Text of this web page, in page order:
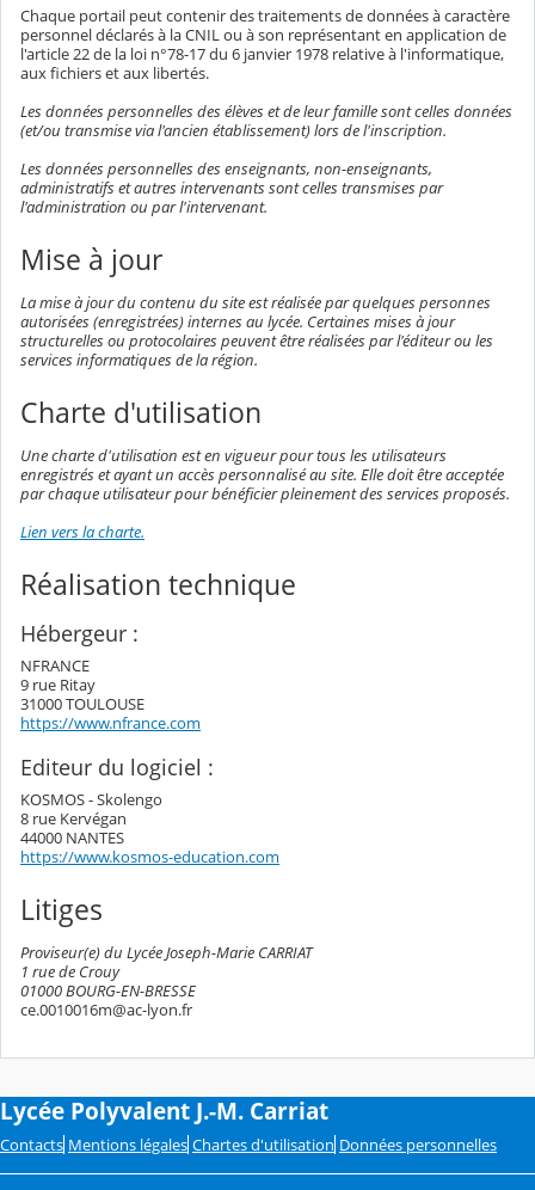
Chaque portail peut contenir des traitements de données à caractère
personnel déclarés à la CNIL ou à son représentant en application de
l'article 22 de la loi n°78-17 du 6 janvier 1978 relative à l'informatique,
aux fichiers et aux libertés.
Les données personnelles des élèves et de leur famille sont celles données
(et/ou transmise via l'ancien établissement) lors de l'inscription.
Les données personnelles des enseignants, non-enseignants,
administratifs et autres intervenants sont celles transmises par
l'administration ou par l'intervenant.
Mise à jour
La mise à jour du contenu du site est réalisée par quelques personnes
autorisées (enregistrées) internes au lycée. Certaines mises à jour
structurelles ou protocolaires peuvent être réalisées par l'éditeur ou les
services informatiques de la région.
Charte d'utilisation
Une charte d'utilisation est en vigueur pour tous les utilisateurs
enregistrés et ayant un accès personnalisé au site. Elle doit être acceptée
par chaque utilisateur pour bénéficier pleinement des services proposés.
Lien vers la charte.
Réalisation technique
Hébergeur :
NFRANCE
9 rue Ritay
31000 TOULOUSE
https://www.nfrance.com
Editeur du logiciel :
KOSMOS - Skolengo
8 rue Kervégan
44000 NANTES
https://www.kosmos-education.com
Litiges
Proviseur(e) du Lycée Joseph-Marie CARRIAT
1 rue de Crouy
01000 BOURG-EN-BRESSE
ce.0010016m@ac-lyon.fr
Lycée Polyvalent J.-M. Carriat
Contacts Mentions légales Chartes d'utilisation Données personnelles